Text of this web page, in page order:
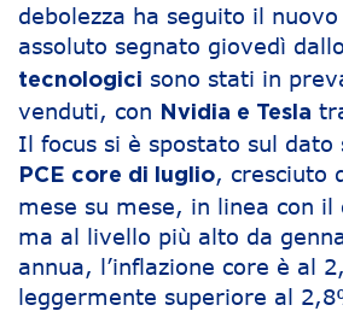
debolezza ha seguito il
assoluto segnato giovedì
tecnologici sono stati in
venduti, con
Nvidia e Tesla
Il focus si è spostato sul dato
PCE core di luglio, cresciuto
mese su mese, in linea con il
ma al livello più alto da
annua, l’inflazione core è al
leggermente superiore al